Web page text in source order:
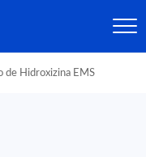
de Hidroxizina EMS